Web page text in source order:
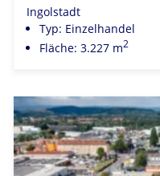
Ingolstadt
Typ: Einzelhandel
Fläche: 3.227 m2